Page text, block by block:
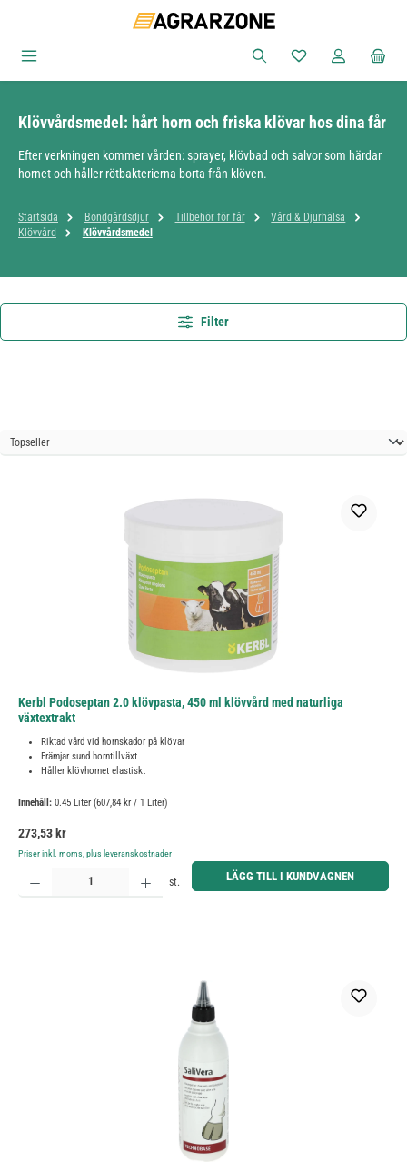
Du har 0 objekt i
Klövvårdsmedel: hårt horn och friska klövar hos dina får
Efter verkningen kommer vården: sprayer, klövbad och salvor som härdar
hornet och håller rötbakterierna borta från klöven.
Startsida Bondgårdsdjur Tillbehör för får
Vård & Djurhälsa
Klövvård
Klövvårdsmedel
Filter
Kerbl Podoseptan 2.0 klövpasta, 450 ml klövvård med naturliga
växtextrakt
Riktad vård vid hornskador på klövar
Främjar sund horntillväxt
Håller klövhornet elastiskt
Innehåll: 0.45 Liter (607,84 kr / 1 Liter)
Ordinarie pris:
273,53 kr
Priser inkl. moms, plus leveranskostnader
Produktkvantitet: Ange önskat belopp eller använd knapparna för att öka eller minska kvantiteten.
st. LÄGG TILL I KUNDVAGNEN